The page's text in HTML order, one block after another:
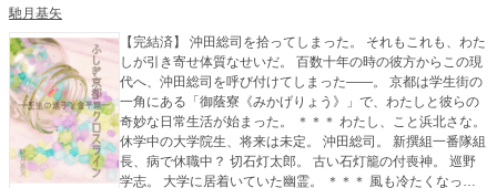
馳月基矢
【完結済】 沖田総司を拾ってしまった。 それもこれも、わた
しが引き寄せ体質なせいだ。 百数十年の時の彼方からこの現
代へ、沖田総司を呼び付けてしまった――。 京都は学生街の
一角にある「御蔭寮《みかげりょう》」で、わたしと彼らの
奇妙な日常生活が始まった。 ＊＊＊ わたし、こと浜北さな。
休学中の大学院生、将来は未定。 沖田総司。 新撰組一番隊組
長、病で休職中？ 切石灯太郎。 古い石灯籠の付喪神。 巡野
学志。 大学に居着いていた幽霊。 ＊＊＊ 風も冷たくなって